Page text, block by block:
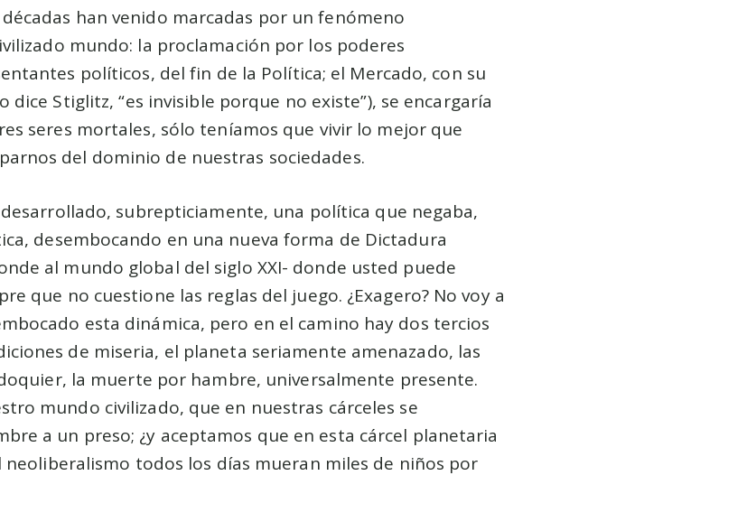
han venido marcadas por un fenómeno
mundo: la proclamación por los poderes
políticos, del fin de la Política; el Mercado, con su
dice Stiglitz, es invisible porque no existe ), se encargaría
seres mortales, sólo teníamos que vivir lo mejor que
del dominio de nuestras sociedades.
subrepticiamente, una política que negaba,
desembocando en una nueva forma de Dictadura
al mundo global del siglo XXI- donde usted puede
que no cuestione las reglas del juego. ¿Exagero? No voy a
esta dinámica, pero en el camino hay dos tercios
de miseria, el planeta seriamente amenazado, las
la muerte por hambre, universalmente presente.
mundo civilizado, que en nuestras cárceles se
a un preso; ¿y aceptamos que en esta cárcel planetaria
neoliberalismo todos los días mueran miles de niños por